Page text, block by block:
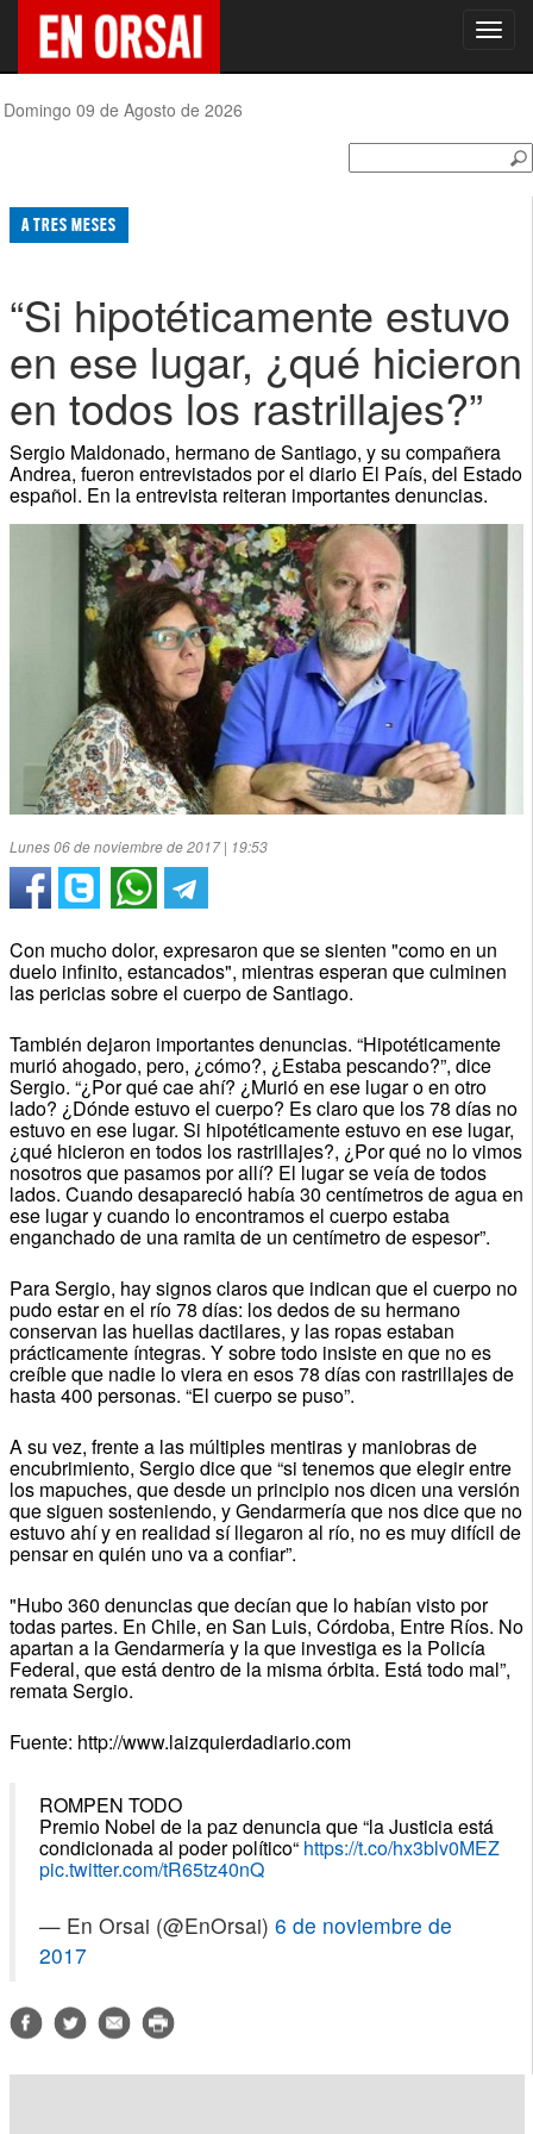
Domingo 09 de Agosto de 2026
A TRES MESES
“Si hipotéticamente estuvo
en ese lugar, ¿qué hicieron
en todos los rastrillajes?”
Sergio Maldonado, hermano de Santiago, y su compañera
Andrea, fueron entrevistados por el diario El País, del Estado
español. En la entrevista reiteran importantes denuncias.
Lunes 06 de noviembre de 2017 | 19:53
Con mucho dolor, expresaron que se sienten "como en un
duelo infinito, estancados", mientras esperan que culminen
las pericias sobre el cuerpo de Santiago.
También dejaron importantes denuncias. “Hipotéticamente
murió ahogado, pero, ¿cómo?, ¿Estaba pescando?”, dice
Sergio. “¿Por qué cae ahí? ¿Murió en ese lugar o en otro
lado? ¿Dónde estuvo el cuerpo? Es claro que los 78 días no
estuvo en ese lugar. Si hipotéticamente estuvo en ese lugar,
¿qué hicieron en todos los rastrillajes?, ¿Por qué no lo vimos
nosotros que pasamos por allí? El lugar se veía de todos
lados. Cuando desapareció había 30 centímetros de agua en
ese lugar y cuando lo encontramos el cuerpo estaba
enganchado de una ramita de un centímetro de espesor”.
Para Sergio, hay signos claros que indican que el cuerpo no
pudo estar en el río 78 días: los dedos de su hermano
conservan las huellas dactilares, y las ropas estaban
prácticamente íntegras. Y sobre todo insiste en que no es
creíble que nadie lo viera en esos 78 días con rastrillajes de
hasta 400 personas. “El cuerpo se puso”.
A su vez, frente a las múltiples mentiras y maniobras de
encubrimiento, Sergio dice que “si tenemos que elegir entre
los mapuches, que desde un principio nos dicen una versión
que siguen sosteniendo, y Gendarmería que nos dice que no
estuvo ahí y en realidad sí llegaron al río, no es muy difícil de
pensar en quién uno va a confiar”.
"Hubo 360 denuncias que decían que lo habían visto por
todas partes. En Chile, en San Luis, Córdoba, Entre Ríos. No
apartan a la Gendarmería y la que investiga es la Policía
Federal, que está dentro de la misma órbita. Está todo mal”,
remata Sergio.
Fuente: http://www.laizquierdadiario.com
ROMPEN TODO
Premio Nobel de la paz denuncia que “la Justicia está
condicionada al poder político“ https://t.co/hx3blv0MEZ
pic.twitter.com/tR65tz40nQ
— En Orsai (@EnOrsai) 6 de noviembre de
2017